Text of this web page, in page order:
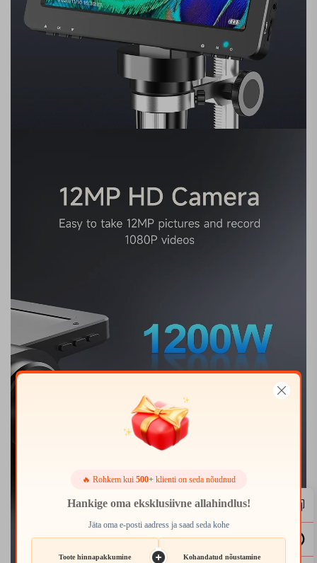
🔥 Rohkem kui 500+klienti on seda nõudnud
Hankige oma eksklusiivne allahindlus!
Jäta oma e-posti aadress ja saad seda kohe
Toote hinnapakkumine Kohandatud nõustamine